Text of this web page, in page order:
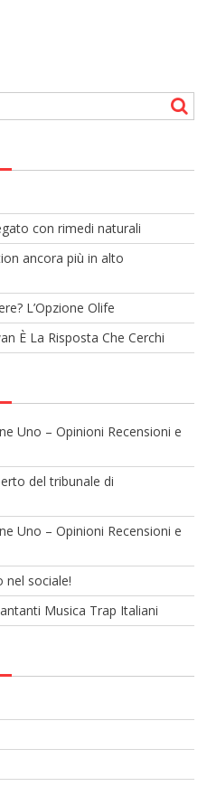
con rimedi naturali
ancora più in alto
L’Opzione Olife
È La Risposta Che Cerchi
Uno – Opinioni Recensioni e
del tribunale di
Uno – Opinioni Recensioni e
nel sociale!
Musica Trap Italiani